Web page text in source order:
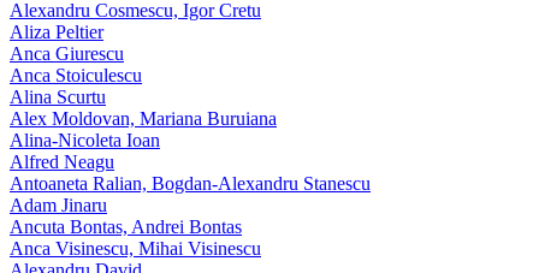
Alexandru Cosmescu, Igor Cretu
Aliza Peltier
Anca Giurescu
Anca Stoiculescu
Alina Scurtu
Alex Moldovan, Mariana Buruiana
Alina-Nicoleta Ioan
Alfred Neagu
Antoaneta Ralian, Bogdan-Alexandru Stanescu
Adam Jinaru
Ancuta Bontas, Andrei Bontas
Anca Visinescu, Mihai Visinescu